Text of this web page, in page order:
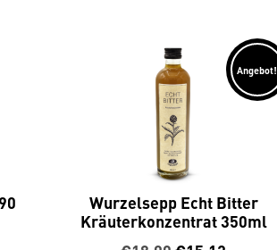
Angebot!
Wurzelsepp Echt Bitter
Kräuterkonzentrat 350ml